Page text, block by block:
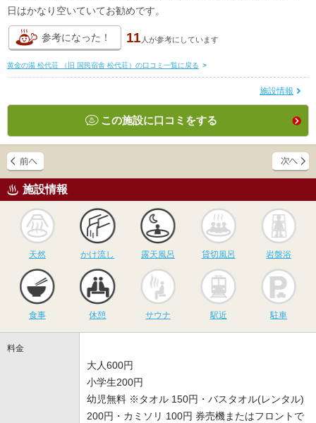
日はかなり空いていてお勧めです。
参考になった！ 11 人が参考にしています
黄金の湯 松代荘 （旧 国民宿舎 松代荘）の口コミ一覧に戻る >
施設情報
この施設に口コミをする
施設情報
天然
かけ流し
かけ流し
露天風呂
露天風呂
貸切風呂
貸切風呂 岩盤浴
食事 休憩
サウナ
サウナ 駅近 駐車
料金
大人600円
小学生200円
幼児無料 ※タオル 150円・バスタオル(レンタル)
200円・カミソリ 100円 券売機またはフロントで